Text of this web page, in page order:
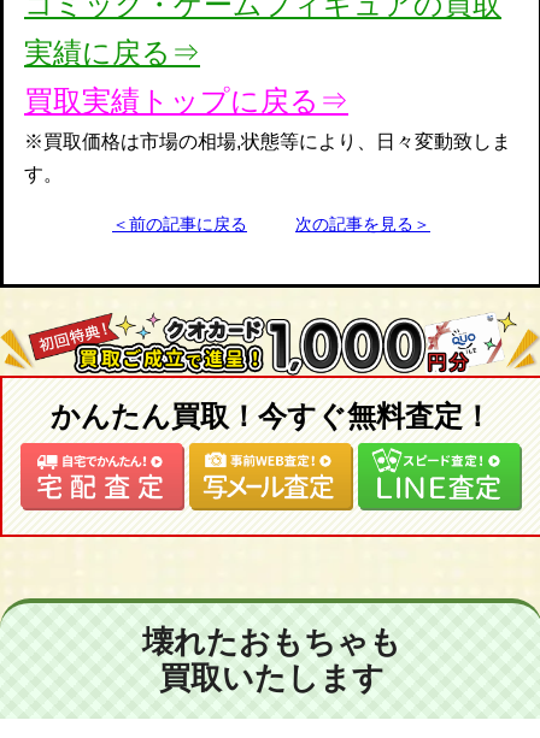
実績に戻る⇒
買取実績トップに戻る⇒
※買取価格は市場の相場,状態等により、日々変動致しま
す。
＜前の記事に戻る 次の記事を見る＞
かんたん買取！今すぐ無料査定！
壊れたおもちゃも
買取いたします